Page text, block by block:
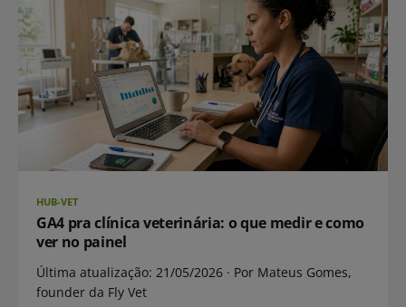
HUB-VET
GA4 pra clínica veterinária: o que medir e como
ver no painel
Última atualização: 21/05/2026 · Por Mateus Gomes,
founder da Fly Vet